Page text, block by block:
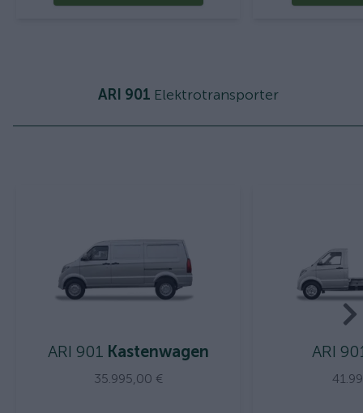
ARI 901 Elektrotransporter
ARI 901 Kastenwagen
35.995,00 €
ARI